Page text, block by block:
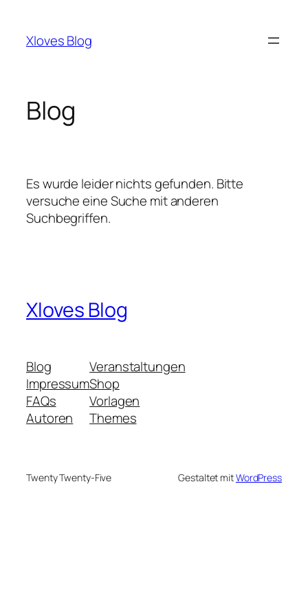
springen
Xloves Blog
Blog
Es wurde leider nichts gefunden. Bitte
versuche eine Suche mit anderen
Suchbegriffen.
Xloves Blog
Blog
Impressum
FAQs
Autoren
Veranstaltungen
Shop
Vorlagen
Themes
Twenty Twenty-Five Gestaltet mitWordPress